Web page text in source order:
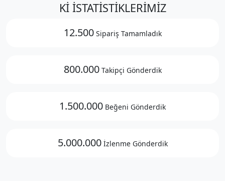
Kİ İSTATİSTİKLERİMİZ
12.500 Sipariş Tamamladık
800.000 Takipçi Gönderdik
1.500.000 Beğeni Gönderdik
5.000.000 İzlenme Gönderdik